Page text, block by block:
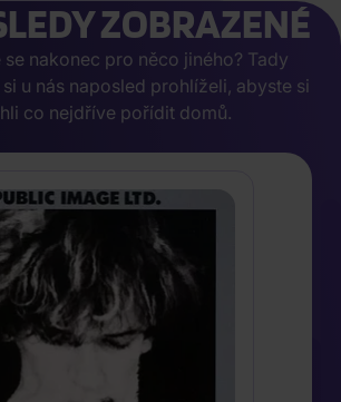
ZOBRAZENÉ
nakonec pro něco jiného? Tady
u nás naposled prohlíželi, abyste si
co nejdříve pořídit domů.